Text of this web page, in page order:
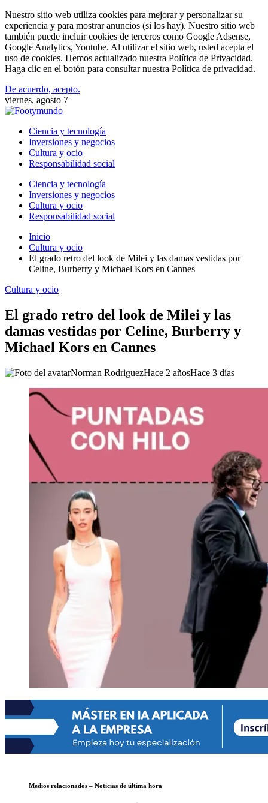
Nuestro sitio web utiliza cookies para mejorar y personalizar su
experiencia y para mostrar anuncios (si los hay). Nuestro sitio web
también puede incluir cookies de terceros como Google Adsense,
Google Analytics, Youtube. Al utilizar el sitio web, usted acepta el
uso de cookies. Hemos actualizado nuestra Política de Privacidad.
Haga clic en el botón para consultar nuestra Política de privacidad.
De acuerdo, acepto.
viernes, agosto 7
Ciencia y tecnología
Inversiones y negocios
Cultura y ocio
Responsabilidad social
Ciencia y tecnología
Inversiones y negocios
Cultura y ocio
Responsabilidad social
Inicio
Cultura y ocio
El grado retro del look de Milei y las damas vestidas por
Celine, Burberry y Michael Kors en Cannes
Cultura y ocio
El grado retro del look de Milei y las
damas vestidas por Celine, Burberry y
Michael Kors en Cannes
Norman RodriguezHace 2 añosHace 3 días
Medios relacionados – Noticias de última hora